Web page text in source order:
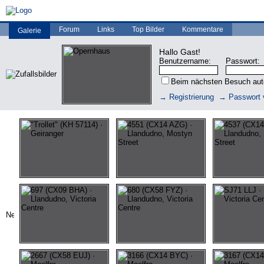
Galerie Forum Links Top Bilder Kommentare
Hallo Gast!
Benutzername: Passwort:
Beim nächsten Besuch
→ Registrierung
→ Passwort